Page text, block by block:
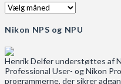
Arkiv
Nikon NPS og NPU
Henrik Delfer understøttes af
Professional User- og Nikon
programmerne, der sikrer